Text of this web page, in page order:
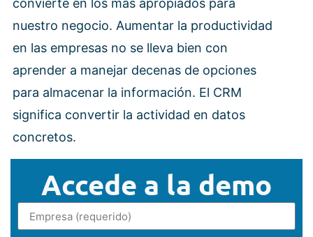
convierte en los más apropiados para
nuestro negocio. Aumentar la productividad
en las empresas no se lleva bien con
aprender a manejar decenas de opciones
para almacenar la información. El CRM
significa convertir la actividad en datos
concretos.
Accede a la demo